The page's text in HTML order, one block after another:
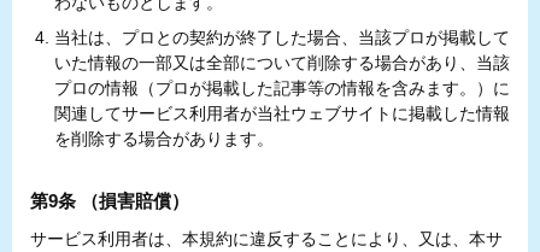
当社は、プロとの契約が終了した場合、当該プロが掲載して
いた情報の一部又は全部について削除する場合があり、当該
プロの情報（プロが掲載した記事等の情報を含みます。）に
関連してサービス利用者が当社ウェブサイトに掲載した情報
を削除する場合があります。
第9条 （損害賠償）
サービス利用者は、本規約に違反することにより、又は、本サ